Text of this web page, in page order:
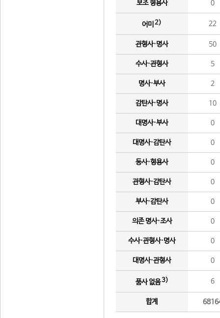
보조 형용사 0
어미 2) 22
관형사·명사 50
수사·관형사 5
명사·부사 2
감탄사·명사 10
대명사·부사 0
대명사·감탄사 0
동사·형용사 0
관형사·감탄사 0
부사·감탄사 0
의존 명사·조사 0
수사·관형사·명사 0
대명사·관형사 0
품사 없음3) 6
합계